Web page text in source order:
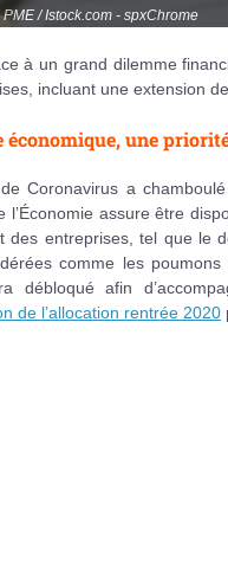
PME / Istock.com - spxChrome
à un grand dilemme
incluant une extension
économique, une
de Coronavirus a
l’Économie assure être
des entreprises, tel que le
comme les
débloqué afin
de l’allocation rentrée 2020